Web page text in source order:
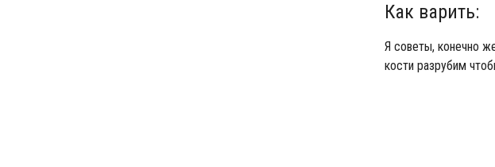
Как варить:
Я советы, конечно
кости разрубим